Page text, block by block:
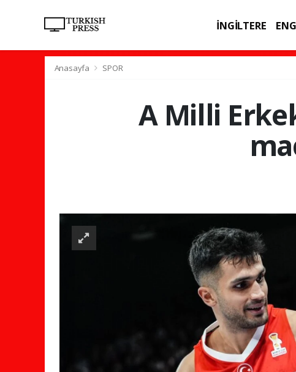
İNGİLTERE
Anasayfa SPOR
A Milli